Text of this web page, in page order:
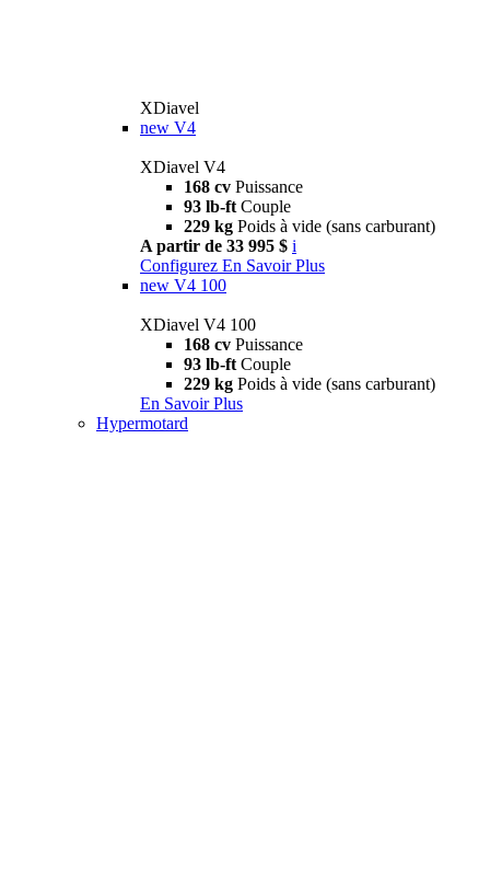
XDiavel
new V4
XDiavel V4
168 cv Puissance
93 lb-ft Couple
229 kg Poids à vide (sans carburant)
A partir de 33 995 $ i
Configurez En Savoir Plus
new V4 100
XDiavel V4 100
168 cv Puissance
93 lb-ft Couple
229 kg Poids à vide (sans carburant)
En Savoir Plus
Hypermotard